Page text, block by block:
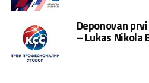
Deponovan
– Lukas Nikola